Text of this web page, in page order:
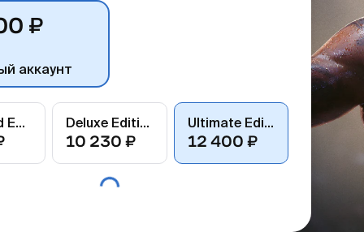
₽
аккаунт
Standard Edition Deluxe Edition
10 230 ₽
Ultimate Edition
12 400 ₽